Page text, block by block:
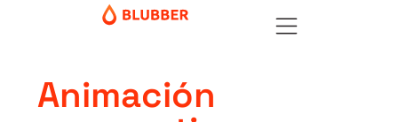
Animación